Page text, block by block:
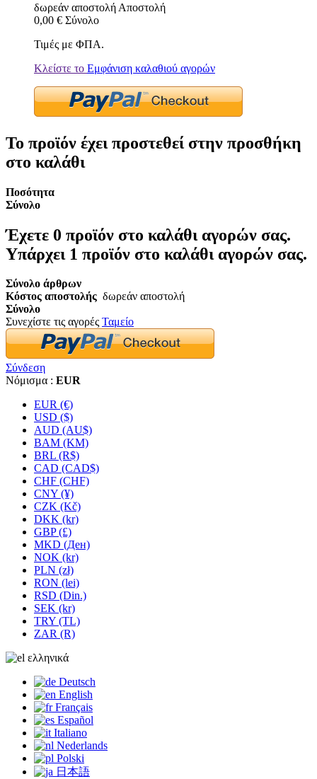
δωρεάν αποστολή Αποστολή
0,00 € Σύνολο
Τιμές με ΦΠΑ.
Κλείστε το Εμφάνιση καλαθιού αγορών
Το προϊόν έχει προστεθεί στην προσθήκη
στο καλάθι
Ποσότητα
Σύνολο
Έχετε 0 προϊόν στο καλάθι αγορών σας.
Υπάρχει 1 προϊόν στο καλάθι αγορών σας.
Σύνολο άρθρων
Κόστος αποστολής δωρεάν αποστολή
Σύνολο
Συνεχίστε τις αγορές Ταμείο
Σύνδεση
Νόμισμα : EUR
EUR (€)
USD ($)
AUD (AU$)
BAM (KM)
BRL (R$)
CAD (CAD$)
CHF (CHF)
CNY (¥)
CZK (Kč)
DKK (kr)
GBP (£)
MKD (Ден)
NOK (kr)
PLN (zł)
RON (lei)
RSD (Din.)
SEK (kr)
TRY (TL)
ZAR (R)
ελληνικά
Deutsch
English
Français
Español
Italiano
Nederlands
Polski
日本語